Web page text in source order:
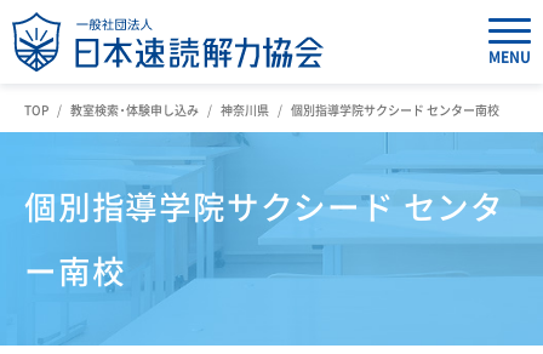
MENU
TOP 教室検索・体験申し込み 神奈川県 個別指導学院サクシード センター南校
個別指導学院サクシード センタ
ー南校